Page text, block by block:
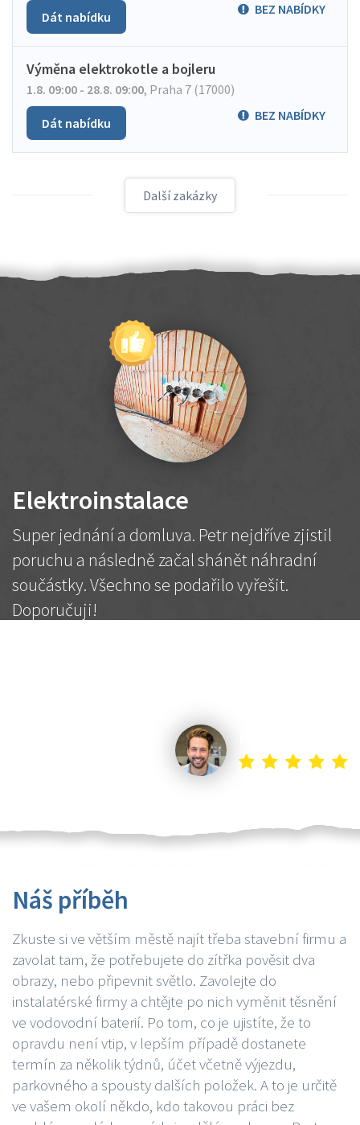
BEZ NABÍDKY
Dát nabídku
Výměna elektrokotle a bojleru
1.8. 09:00 - 28.8. 09:00, Praha 7 (17000)
BEZ NABÍDKY
Dát nabídku
Další zakázky
Elektroinstalace
Super jednání a domluva. Petr nejdříve zjistil
poruchu a následně začal shánět náhradní
součástky. Všechno se podařilo vyřešit.
Doporučuji!
Náš příběh
Zkuste si ve větším městě najít třeba stavební firmu a
zavolat tam, že potřebujete do zítřka pověsit dva
obrazy, nebo připevnit světlo. Zavolejte do
instalatérské firmy a chtějte po nich vyměnit těsnění
ve vodovodní baterií. Po tom, co je ujistíte, že to
opravdu není vtip, v lepším případě dostanete
termín za několik týdnů, účet včetně výjezdu,
parkovného a spousty dalších položek. A to je určitě
ve vašem okolí někdo, kdo takovou práci bez